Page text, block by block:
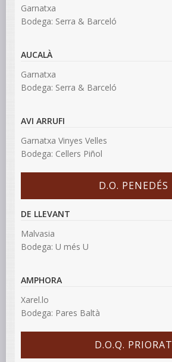
Garnatxa
Bodega: Serra & Barceló
AUCALÀ
Garnatxa
Bodega: Serra & Barceló
AVI ARRUFI
Garnatxa Vinyes Velles
Bodega: Cellers Piñol
D.O. PENEDÉS
DE LLEVANT
Malvasia
Bodega: U més U
AMPHORA
Xarel.lo
Bodega: Pares Baltà
D.O.Q. PRIORAT